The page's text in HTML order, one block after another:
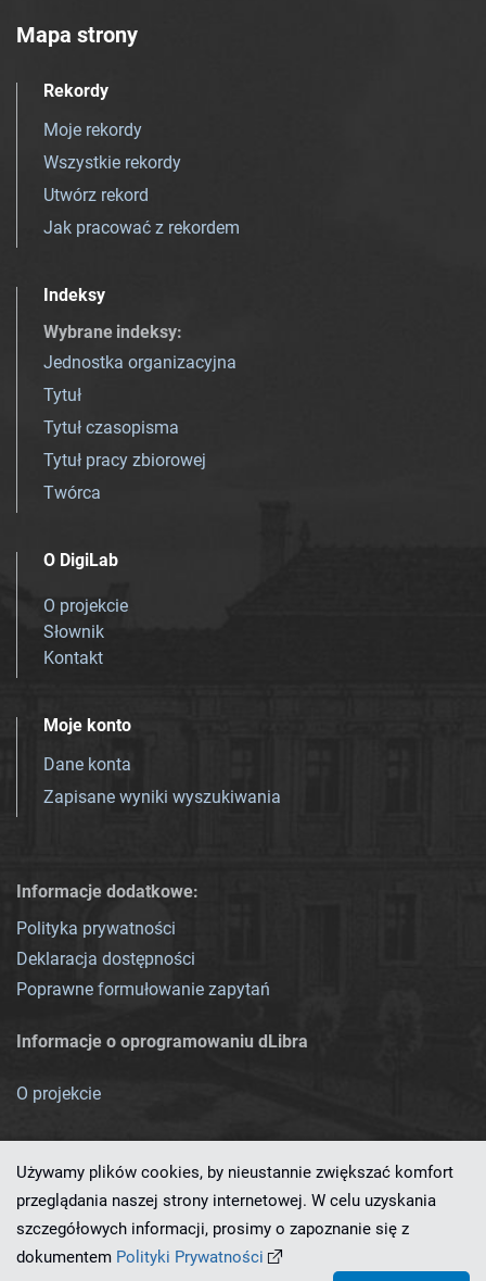
Mapa strony
Rekordy
Moje rekordy
Wszystkie rekordy
Utwórz rekord
Jak pracować z rekordem
Indeksy
Wybrane indeksy:
Jednostka organizacyjna
Tytuł
Tytuł czasopisma
Tytuł pracy zbiorowej
Twórca
O DigiLab
O projekcie
Słownik
Kontakt
Moje konto
Dane konta
Zapisane wyniki wyszukiwania
Informacje dodatkowe:
Polityka prywatności
Deklaracja dostępności
Poprawne formułowanie zapytań
Informacje o oprogramowaniu dLibra
O projekcie
Ten serwis działa dzięki oprogramowaniu
Używamy plików cookies, by nieustannie zwiększać komfort
przeglądania naszej strony internetowej. W celu uzyskania
szczegółowych informacji, prosimy o zapoznanie się z
dokumentem Polityki Prywatności